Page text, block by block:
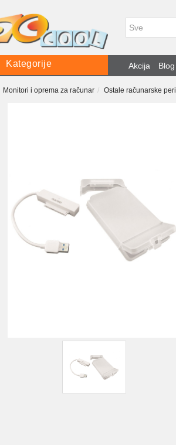
Kategorije Akcija Blog
Monitori i oprema za računar Ostale računarske